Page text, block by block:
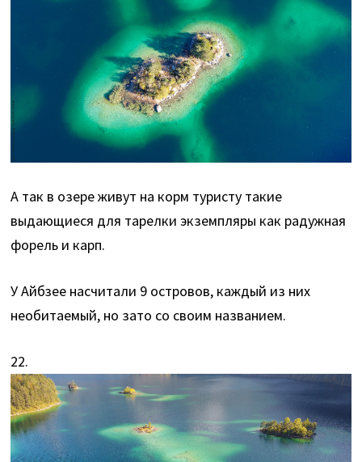
А так в озере живут на корм туристу такие
выдающиеся для тарелки экземпляры как радужная
форель и карп.
У Айбзее насчитали 9 островов, каждый из них
необитаемый, но зато со своим названием.
22.